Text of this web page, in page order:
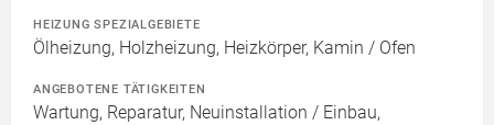
HEIZUNG SPEZIALGEBIETE
Ölheizung, Holzheizung, Heizkörper, Kamin / Ofen
ANGEBOTENE TÄTIGKEITEN
Wartung, Reparatur, Neuinstallation / Einbau,